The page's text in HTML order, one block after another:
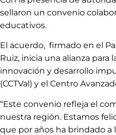
sellaron un convenio
educativos.
El acuerdo, firmado en el
Ruiz, inicia una alianza
innovación y desarrollo
(CCTVal) y el Centro
“Este convenio refleja el
nuestra región. Estamos
que por años ha brindado a